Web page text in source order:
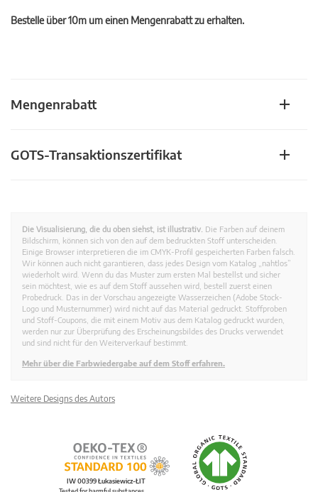
Bestelle über 10m um einen Mengenrabatt zu erhalten.
Mengenrabatt
GOTS-Transaktionszertifikat
Die Visualisierung, die du oben siehst, ist illustrativ. Die Farben auf deinem
Bildschirm, können sich von den auf dem bedruckten Stoff unterscheiden.
Einige Browser interpretieren die im CMYK-Profil gespeicherten Farben falsch.
Wir können auch nicht garantieren, dass jedes Design vom Katalog „nahtlos”
wiederholt wird. Wenn du das Muster zum ersten Mal bestellst und sicher
sein möchtest, wie es auf dem Stoff aussehen wird, bestell zuerst einen
Probedruck. Das in der Vorschau angezeigte Wasserzeichen (Adobe Stock-
Logo und Musternummer) wird nicht auf das Material gedruckt. Stoffproben
und Stoff-Coupons, die mit einem Motiv aus dem Katalog gedruckt wurden,
werden nur zur Überprüfung des Erscheinungsbildes des Drucks verwendet
und sind nicht für den Weiterverkauf bestimmt.
Mehr über die Farbwiedergabe auf dem Stoff erfahren.
Weitere Designs des Autors
IW 00399 Łukasiewicz-ŁIT